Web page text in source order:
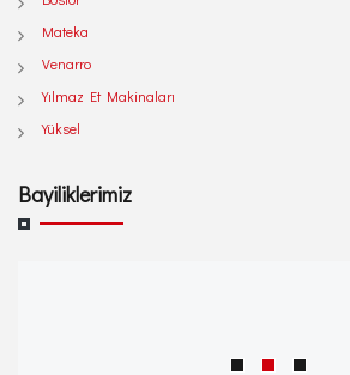
Mateka
Venarro
Yılmaz Et Makinaları
Yüksel
Bayiliklerimiz